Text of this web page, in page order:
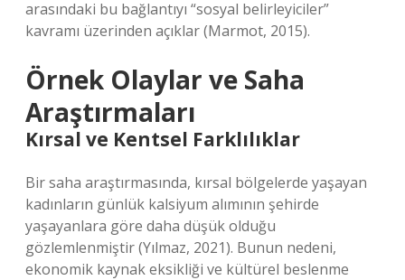
arasındaki bu bağlantıyı “sosyal belirleyiciler”
kavramı üzerinden açıklar (Marmot, 2015).
Örnek Olaylar ve Saha
Araştırmaları
Kırsal ve Kentsel Farklılıklar
Bir saha araştırmasında, kırsal bölgelerde yaşayan
kadınların günlük kalsiyum alımının şehirde
yaşayanlara göre daha düşük olduğu
gözlemlenmiştir (Yılmaz, 2021). Bunun nedeni,
ekonomik kaynak eksikliği ve kültürel beslenme